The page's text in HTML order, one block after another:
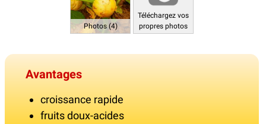
Photos (4)
Téléchargez vos
propres photos
Avantages
croissance rapide
fruits doux-acides